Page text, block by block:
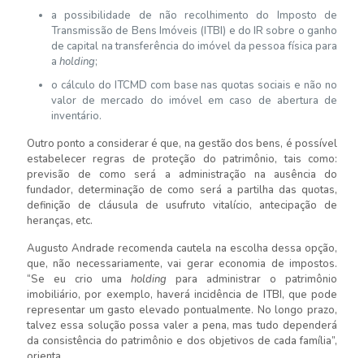
a possibilidade de não recolhimento do Imposto de
Transmissão de Bens Imóveis (ITBI) e do IR sobre o ganho
de capital na transferência do imóvel da pessoa física para
a holding;
o cálculo do ITCMD com base nas quotas sociais e não no
valor de mercado do imóvel em caso de abertura de
inventário.
Outro ponto a considerar é que, na gestão dos bens, é possível
estabelecer regras de proteção do patrimônio, tais como:
previsão de como será a administração na ausência do
fundador, determinação de como será a partilha das quotas,
definição de cláusula de usufruto vitalício, antecipação de
heranças, etc.
Augusto Andrade recomenda cautela na escolha dessa opção,
que, não necessariamente, vai gerar economia de impostos.
“Se eu crio uma holding para administrar o patrimônio
imobiliário, por exemplo, haverá incidência de ITBI, que pode
representar um gasto elevado pontualmente. No longo prazo,
talvez essa solução possa valer a pena, mas tudo dependerá
da consistência do patrimônio e dos objetivos de cada família”,